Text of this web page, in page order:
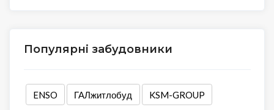
Популярні забудовники
ENSO ГАЛжитлобуд KSM-GROUP